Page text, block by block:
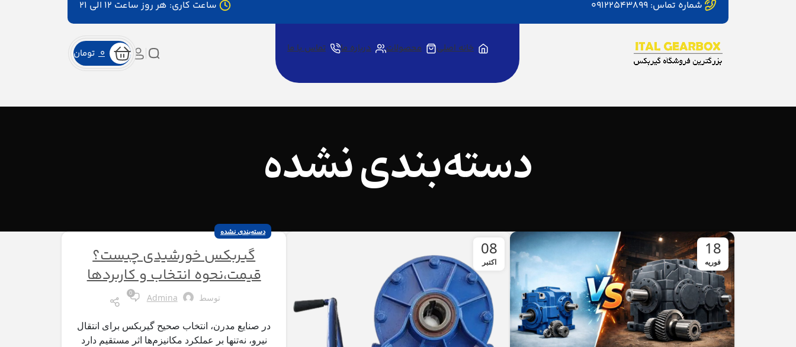
شماره تماس: ۰۹۱۲۲۵۴۳۸۹۹ ساعت کاری: هر روز ساعت ۱۲ الی ۲۱
خانه اصلی محصولات درباره ما تماس با ما 0 تومان
دسته‌بندی نشده
18
فوریه
08
اکتبر
دسته‌بندی نشده
گیربکس خورشیدی چیست؟
قیمت،نحوه انتخاب و کاربردها
توسط Admina
0
در صنایع مدرن، انتخاب صحیح گیربکس برای انتقال
نیرو، نه‌تنها بر عملکرد مکانیزم‌ها اثر مستقیم دارد